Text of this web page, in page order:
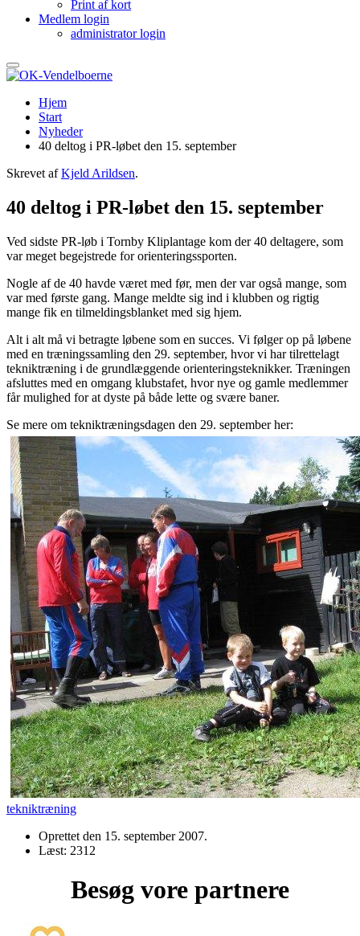
Print af kort
Medlem login
administrator login
Hjem
Start
Nyheder
40 deltog i PR-løbet den 15. september
Skrevet afKjeld Arildsen.
40 deltog i PR-løbet den 15. september
Ved sidste PR-løb i Tornby Kliplantage kom der 40 deltagere, som
var meget begejstrede for orienteringssporten.
Nogle af de 40 havde været med før, men der var også mange, som
var med første gang. Mange meldte sig ind i klubben og rigtig
mange fik en tilmeldingsblanket med sig hjem.
Alt i alt må vi betragte løbene som en succes. Vi følger op på løbene
med en træningssamling den 29. september, hvor vi har tilrettelagt
tekniktræning i de grundlæggende orienteringsteknikker. Træningen
afsluttes med en omgang klubstafet, hvor nye og gamle medlemmer
får mulighed for at dyste på både lette og svære baner.
Se mere om tekniktræningsdagen den 29. september her:
tekniktræning
Oprettet den 15. september 2007.
Læst: 2312
Besøg vore partnere